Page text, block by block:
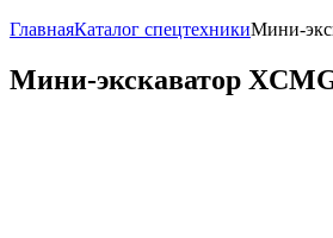
ГлавнаяКаталог спецтехникиМини-
Мини-экскаватор